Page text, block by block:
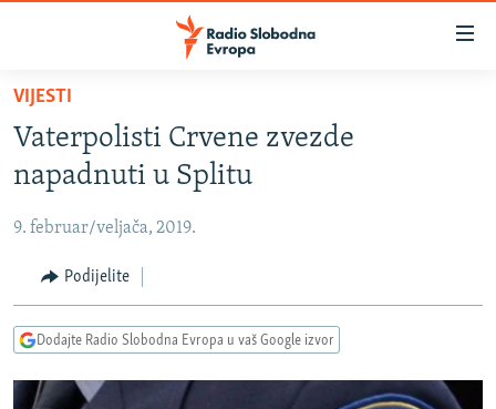
Pređite
glavni
sadržaj
Pređite
na
navigaciju
Pređite
na
BOSNA I HERCEGOVINA
SRBIJA
KOSOVO
CRNA GORA
VIDEO
FOTOGALERIJE
PODCASTI
RAT U UKRAJINI
VIJESTI
Vaterpolisti Crvene zvezde
napadnuti u Splitu
9. februar/veljača, 2019.
Podijelite
Dodajte Radio Slobodna Evropa u vaš Google izvor